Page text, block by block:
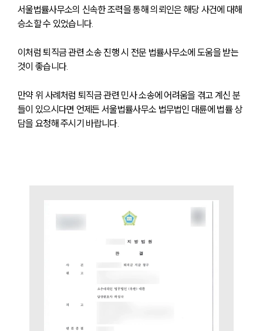
서울법률사무소의 신속한 조력을 통해 의뢰인은 해당 사건에 대해
승소할 수 있었습니다.
이처럼 퇴직금 관련 소송 진행 시 전문 법률사무소에 도움을 받는
것이 좋습니다.
만약 위 사례처럼 퇴직금 관련 민사 소송에 어려움을 겪고 계신 분
들이 있으시다면 언제든 서울법률사무소 법무법인 대륜에 법률 상
담을 요청해 주시기 바랍니다.